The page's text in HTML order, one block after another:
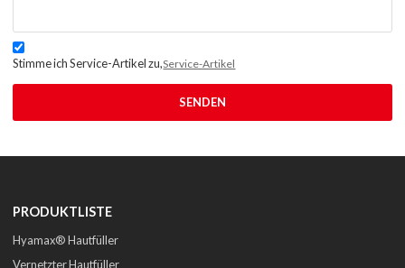
Stimme ich Service-Artikel zu,Service-Artikel
SENDEN
PRODUKTLISTE
Hyamax® Hautfüller
Vernetzter Hautfüller